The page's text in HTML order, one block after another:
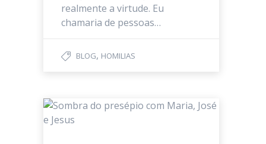
realmente a virtude. Eu
chamaria de pessoas…
BLOG, HOMILIAS